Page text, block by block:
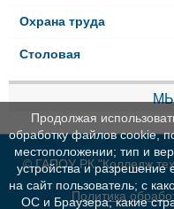
Охрана труда
Столовая
© ГАПОУ РК "Колледж
Политика
Продолжая
обработку файлов cookie,
местоположении; тип и
устройства и разрешение
на сайт пользователь; с
ОС и Браузера; какие